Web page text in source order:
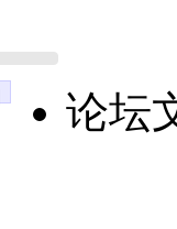
论坛